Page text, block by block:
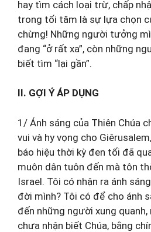
hay tìm cách loại trừ, chấp
trong tối tăm là sự lựa chọn
chừng! Những người tưởng
đang “ở rất xa”, còn những
biết tìm “lại gần”.
II. GỢI ÝÁP DỤNG
1/ Ánh sáng của Thiên Chúa
vui và hy vọng cho
báo hiệu thời kỳ đen tối đã
muôn dân tuôn đến mà tôn
Israel. Tôi có nhận ra ánh
đời mình? Tôi có để cho ánh
đến những người xung
chưa nhận biết Chúa, bằng